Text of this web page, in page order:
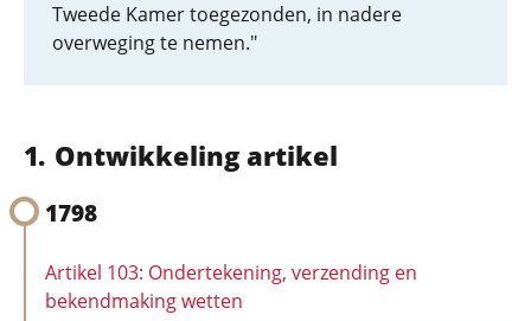
Tweede Kamer toegezonden, in nadere
overweging te nemen."
Ontwikkeling artikel
1798
Artikel 103: Ondertekening, verzending en
bekendmaking wetten